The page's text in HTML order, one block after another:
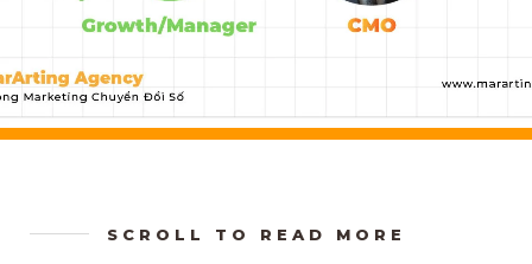
SCROLL TO READ MORE